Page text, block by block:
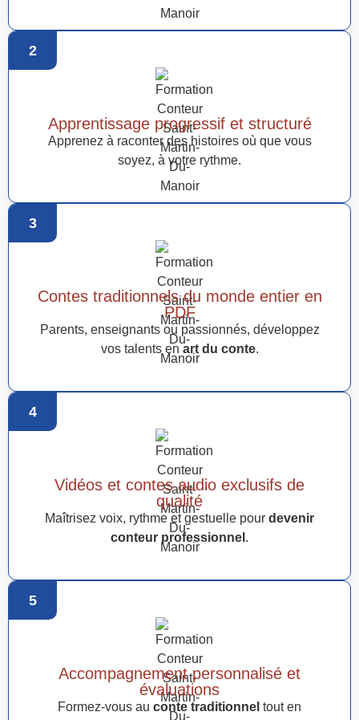
2
Apprentissage progressif et structuré
Apprenez à raconter des histoires où que vous
soyez, à votre rythme.
3
Contes traditionnels du monde entier en
PDF
Parents, enseignants ou passionnés, développez
vos talents en art du conte.
4
Vidéos et contes audio exclusifs de
qualité
Maîtrisez voix, rythme et gestuelle pour devenir
conteur professionnel .
5
Accompagnement personnalisé et
évaluations
Formez-vous au conte traditionnel tout en